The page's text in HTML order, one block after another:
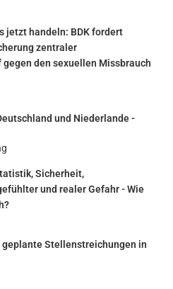
jetzt handeln: BDK fordert
zentraler
den sexuellen Missbrauch
und Niederlande -
Sicherheit,
und realer Gefahr - Wie
Stellenstreichungen in